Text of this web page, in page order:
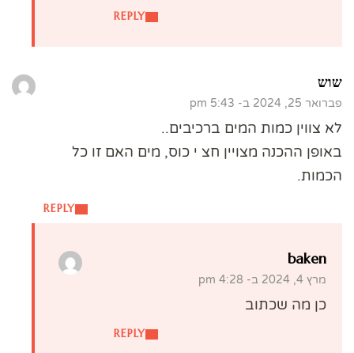
REPLY
שוש
פברואר 25, 2024 ב- 5:43 pm
REPLY
לא צווין כמות המים ברכיבים..
באופן ההכנה מצויין חצ י כוס, מים האם זו כל
הכמות.
baken
מרץ 4, 2024 ב- 4:28 pm
REPLY
כן מה שכתוב